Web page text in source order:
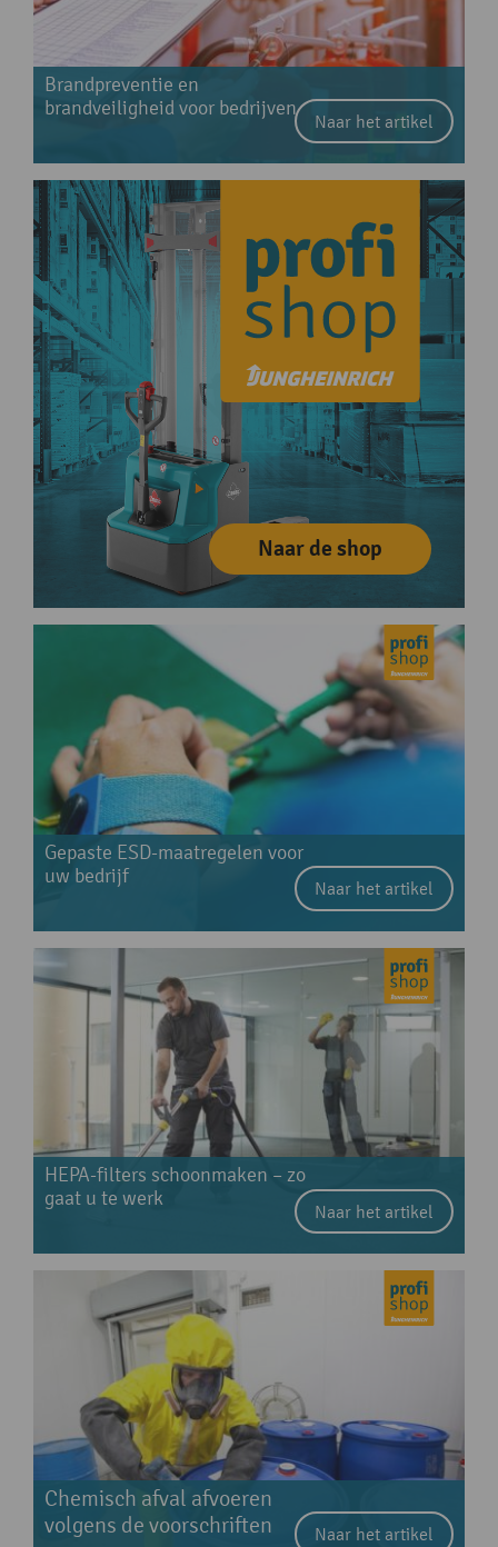
Brandpreventie en
brandveiligheid voor bedrijven
Naar het artikel
Gepaste ESD-maatregelen voor
uw bedrijf
Naar het artikel
HEPA-filters schoonmaken – zo
gaat u te werk
Naar het artikel
Naar de shop
Chemisch afval afvoeren
volgens de voorschriften
Naar het artikel